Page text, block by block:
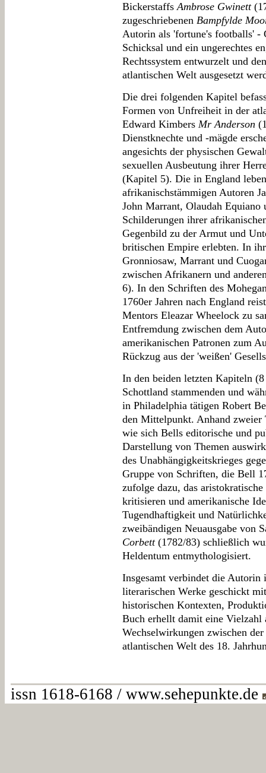
BickerstaffsAmbrose Gwinett
zugeschriebenen Bampfylde
Autorin als 'fortune's footballs' -
Schicksal und ein ungerechtes
Rechtssystem entwurzelt und
atlantischen Welt ausgesetzt
Die drei folgenden Kapitel
Formen von Unfreiheit in der
Edward Kimbers Mr Anderson
Dienstknechte und -mägde
angesichts der physischen
sexuellen Ausbeutung ihrer
(Kapitel 5). Die in England
afrikanischstämmigen Autoren
John Marrant, Olaudah Equiano
Schilderungen ihrer
Gegenbild zu der Armut und
britischen Empire erlebten. In
Gronniosaw, Marrant und
zwischen Afrikanern und
6). In den Schriften des
1760er Jahren nach England
Mentors Eleazar Wheelock zu
Entfremdung zwischen dem
amerikanischen Patronen zum
Rückzug aus der 'weißen'
In den beiden letzten Kapiteln
Schottland stammenden und
in Philadelphia tätigen Robert
den Mittelpunkt. Anhand zweier
wie sich Bells editorische und
Darstellung von Themen
des Unabhängigkeitskrieges
Gruppe von Schriften, die Bell
zufolge dazu, das
kritisieren und amerikanische
Tugendhaftigkeit und
zweibändigen Neuausgabe von
Corbett(1782/83) schließlich
Heldentum entmythologisiert.
Insgesamt verbindet die Autorin
literarischen Werke geschickt
historischen Kontexten,
Buch erhellt damit eine Vielzahl
Wechselwirkungen zwischen
atlantischen Welt des 18.
issn 1618-6168 / www.sehepunkte.de